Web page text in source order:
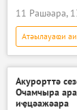
11 Рашәара,
Атәылауаҩи
Акурорттә
Очамчыра
иҿцәажәара